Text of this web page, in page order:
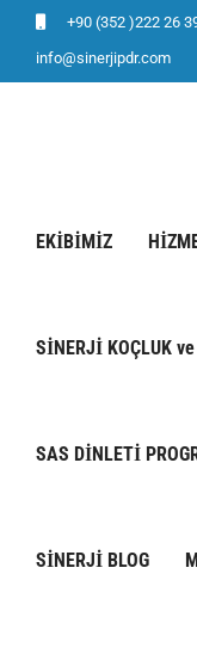
+90 (352 )222 26
info@sinerjipdr.com
EKİBİMİZ
SİNERJİ KOÇLUK
SAS DİNLETİ
SİNERJİ BLOG